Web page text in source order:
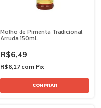
Molho de Pimenta Tradicional
Arruda 150mL
R$6,49
R$6,17 com Pix